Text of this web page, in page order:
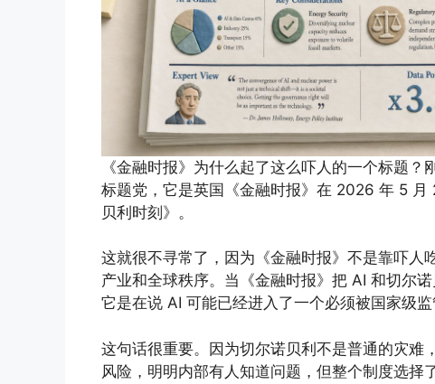
《金融时报》为什么起了这么吓人的一个标题
标题党，它是英国《金融时报》在 2026 年 5
贝利时刻》。
这就很不寻常了，因为《金融时报》不是靠吓人
产业和全球秩序。当《金融时报》把 AI 和切尔
它是在说 AI 可能已经进入了一个必须被国家级监
这句话很重要。因为切尔诺贝利不是普通的灾难
风险，明明内部有人知道问题，但整个制度选